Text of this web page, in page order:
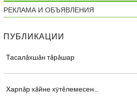
РЕКЛАМА И ОБЪЯВЛЕНИЯ
ПУБЛИКАЦИИ
Тасалăхшăн тăрăшар
Харпăр хăйне хÿтĕлемесен...